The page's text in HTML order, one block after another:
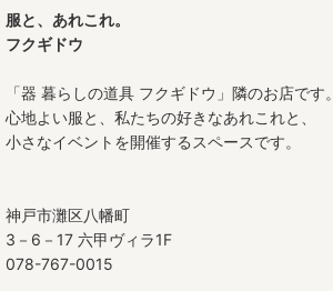
服と、あれこれ。
フクギドウ
「器 暮らしの道具 フクギドウ」隣のお店です。
心地よい服と、私たちの好きなあれこれと、
小さなイベントを開催するスペースです。
神戸市灘区八幡町
3－6－17 六甲ヴィラ1F
078-767-0015